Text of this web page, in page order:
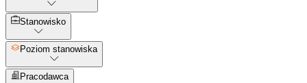
Stanowisko
Poziom stanowiska
Pracodawca